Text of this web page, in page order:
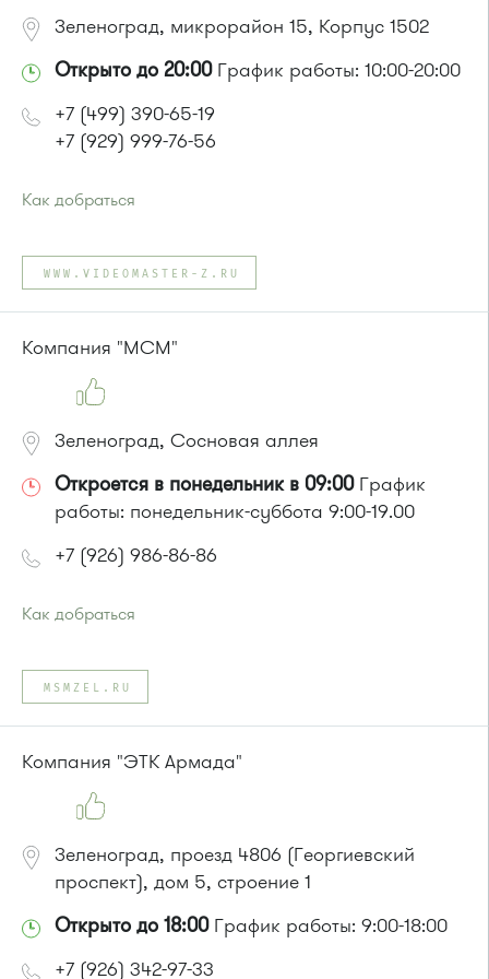
Маршрутка № 721м
Зеленоград, микрорайон 15, Корпус 1502
Открыто до 20:00График работы: 10:00-20:00
+7 (499) 390-65-19
+7 (929) 999-76-56
Как добраться
Автобусы № 14, 17, 18, 19, 20, 400к.
Маршрутка № 164, 417м, 419м, 479м
или до остановки"Дворец единоборств":
Маршрутка № 164, 417м, 419м, 476м, 479м, 495, 497
WWW.VIDEOMASTER-Z.RU
Компания "МСМ"
Зеленоград, Сосновая аллея
Откроется в понедельник в 09:00График
работы: понедельник-суббота 9:00-19.00
+7 (926) 986-86-86
Как добраться
Автобусы № 1, 2, 7.
Маршрутка № 419м, 720м, 903
или до остановки"Фабрика-прачечная":
Маршрутка № 419м, 720м, 903
MSMZEL.RU
Компания "ЭТК Армада"
Зеленоград, проезд 4806 (Георгиевский
проспект), дом 5, строение 1
Открыто до 18:00График работы: 9:00-18:00
+7 (926) 342-97-33